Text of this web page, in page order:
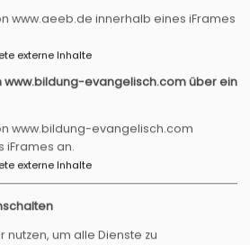
auch mit anderen Paaren
viel Zeit zu zweit in
zu verbringen.
im dörflichen
die dazugehörige
ihnen leicht macht, Ihre
Kommunikation zu
zu spüren.
beginnt am
Uhr bis 18 Uhr. Am Sonntag,
www.aeeb.de innerhalb eines iFrames
externe Inhalte
www.bildung-evangelisch.com über ein
www.bildung-evangelisch.com
iFrames an.
externe Inhalte
nutzen, um alle Dienste zu